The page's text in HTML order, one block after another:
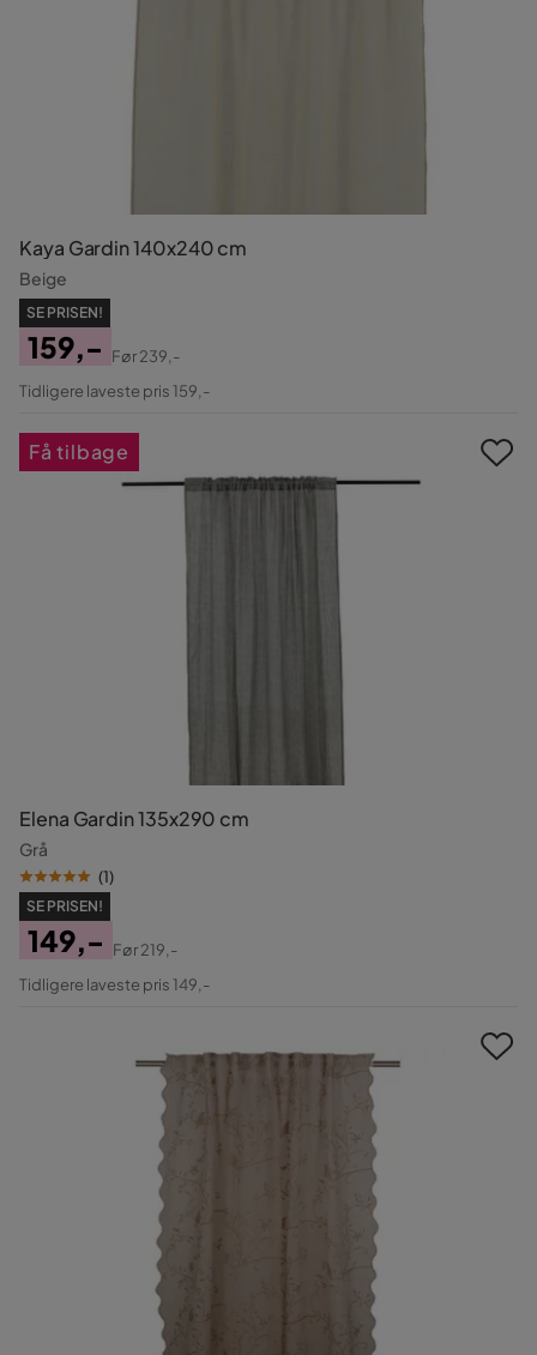
Kaya Gardin 140x240 cm
Beige
SE PRISEN!
Pris
159,-
Original
Før239,-
Tidligere laveste pris 159,-
Elena Gardin 135x290 cm
Grå
(1)
SE PRISEN!
Pris
149,-
Original
Før219,-
Tidligere laveste pris 149,-
Få tilbage